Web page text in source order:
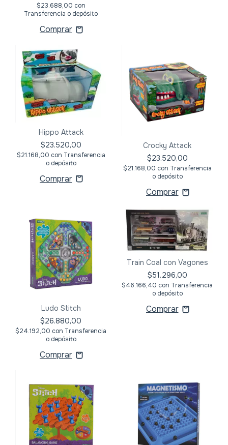
$23.688,00 con
Transferencia o depósito
Hippo Attack
$23.520,00
$21.168,00 con Transferencia
o depósito
Crocky Attack
$23.520,00
$21.168,00 con Transferencia
o depósito
Ludo Stitch
$26.880,00
$24.192,00 con Transferencia
o depósito
Train Coal con Vagones
$51.296,00
$46.166,40 con Transferencia
o depósito